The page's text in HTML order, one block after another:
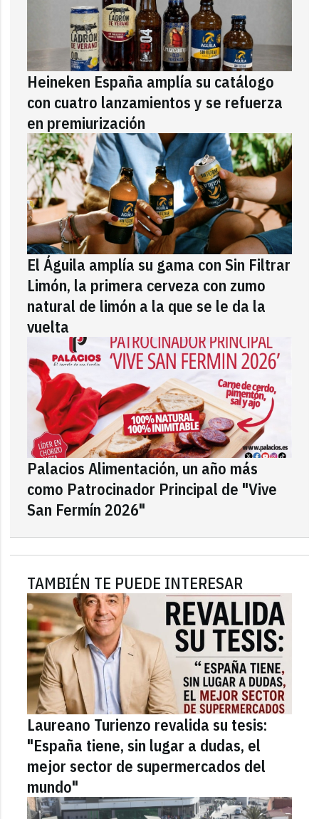
Heineken España amplía su catálogo
con cuatro lanzamientos y se refuerza
en premiurización
El Águila amplía su gama con Sin Filtrar
Limón, la primera cerveza con zumo
natural de limón a la que se le da la
vuelta
Palacios Alimentación, un año más
como Patrocinador Principal de "Vive
San Fermín 2026"
TAMBIÉN TE PUEDE INTERESAR
Laureano Turienzo revalida su tesis:
"España tiene, sin lugar a dudas, el
mejor sector de supermercados del
mundo"